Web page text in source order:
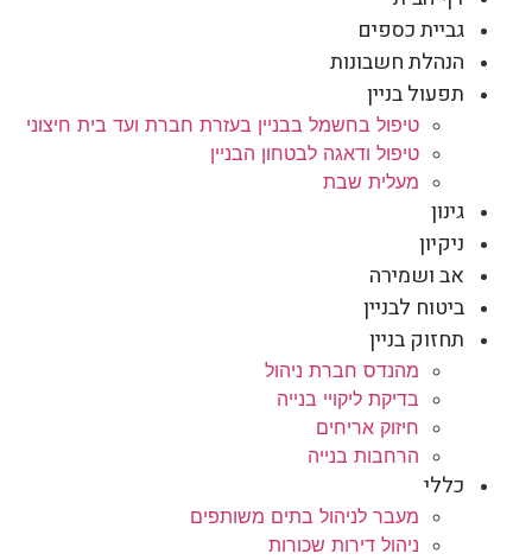
גביית כספים
הנהלת חשבונות
תפעול בניין
טיפול בחשמל בבניין בעזרת חברת ועד בית חיצוני
טיפול ודאגה לבטחון הבניין
מעלית שבת
גינון
ניקיון
אב ושמירה
ביטוח לבניין
תחזוק בניין
מהנדס חברת ניהול
בדיקת ליקויי בנייה
חיזוק אריחים
הרחבות בנייה
כללי
מעבר לניהול בתים משותפים
ניהול דירות שכורות